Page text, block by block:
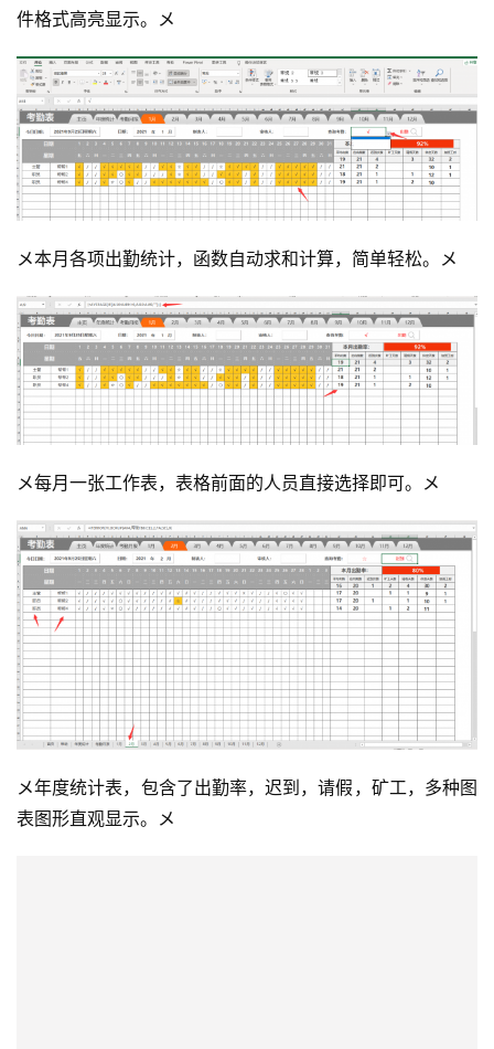
件格式高亮显示。メ
メ本月各项出勤统计，函数自动求和计算，简单轻松。メ
メ每月一张工作表，表格前面的人员直接选择即可。メ
メ年度统计表，包含了出勤率，迟到，请假，矿工，多种图
表图形直观显示。メ